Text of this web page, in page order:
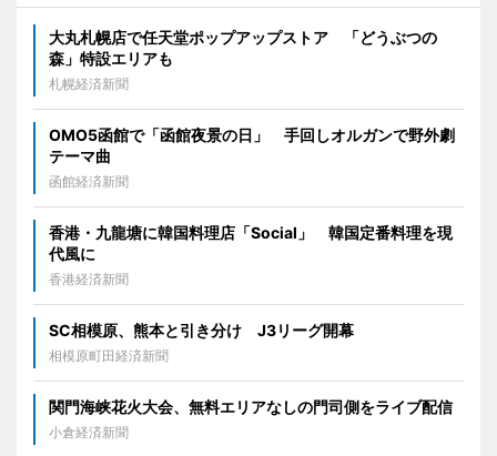
大丸札幌店で任天堂ポップアップストア 「どうぶつの
森」特設エリアも
札幌経済新聞
OMO5函館で「函館夜景の日」 手回しオルガンで野外劇
テーマ曲
函館経済新聞
香港・九龍塘に韓国料理店「Social」 韓国定番料理を現
代風に
香港経済新聞
SC相模原、熊本と引き分け J3リーグ開幕
相模原町田経済新聞
関門海峡花火大会、無料エリアなしの門司側をライブ配信
小倉経済新聞